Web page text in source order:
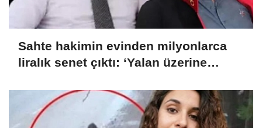
Sahte hakimin evinden milyonlarca
liralık senet çıktı: ‘Yalan üzerine